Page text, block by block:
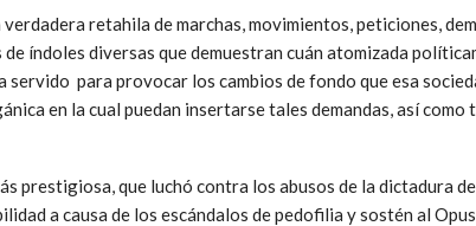
retahila de marchas, movimientos, peticiones,
índoles diversas que demuestran cuán atomizada
servido para provocar los cambios de fondo que esa
en la cual puedan insertarse tales demandas, así como
prestigiosa, que luchó contra los abusos de la dictadura
a causa de los escándalos de pedofilia y sostén al